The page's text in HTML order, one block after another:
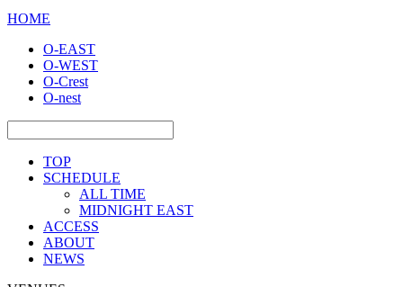
HOME
O-EAST
O-WEST
O-Crest
O-nest
TOP
SCHEDULE
ALL TIME
MIDNIGHT EAST
ACCESS
ABOUT
NEWS